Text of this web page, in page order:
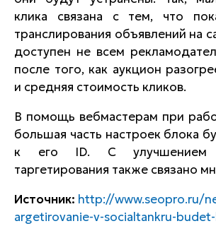
клика связана с тем, что
транслирования объявлений на
доступен не всем
после того, как аукцион
и средняя стоимость кликов.
В помощь вебмастерам при
большая часть настроек блока
к его ID. С улучшением
таргетирования также связано
Источник: http://www.seopro.ru/
argetirovanie-v-socialtankru-